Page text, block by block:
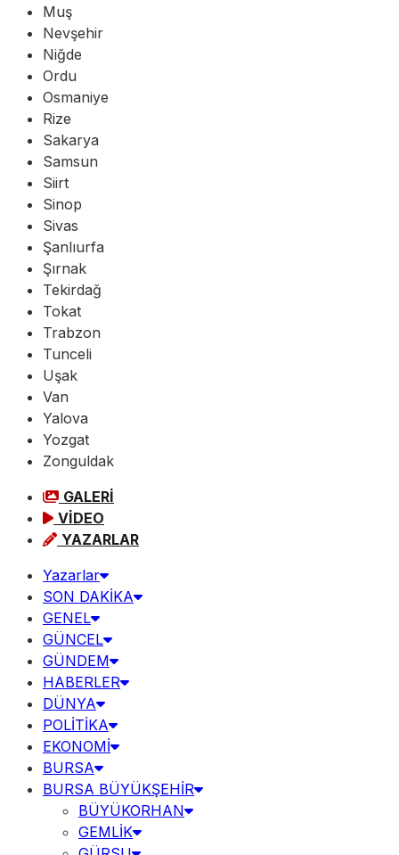
Muş
Nevşehir
Niğde
Ordu
Osmaniye
Rize
Sakarya
Samsun
Siirt
Sinop
Sivas
Şanlıurfa
Şırnak
Tekirdağ
Tokat
Trabzon
Tunceli
Uşak
Van
Yalova
Yozgat
Zonguldak
GALERİ
VİDEO
YAZARLAR
Yazarlar
SON DAKİKA
GENEL
GÜNCEL
GÜNDEM
HABERLER
DÜNYA
POLİTİKA
EKONOMİ
BURSA
BURSA BÜYÜKŞEHİR
BÜYÜKORHAN
GEMLİK